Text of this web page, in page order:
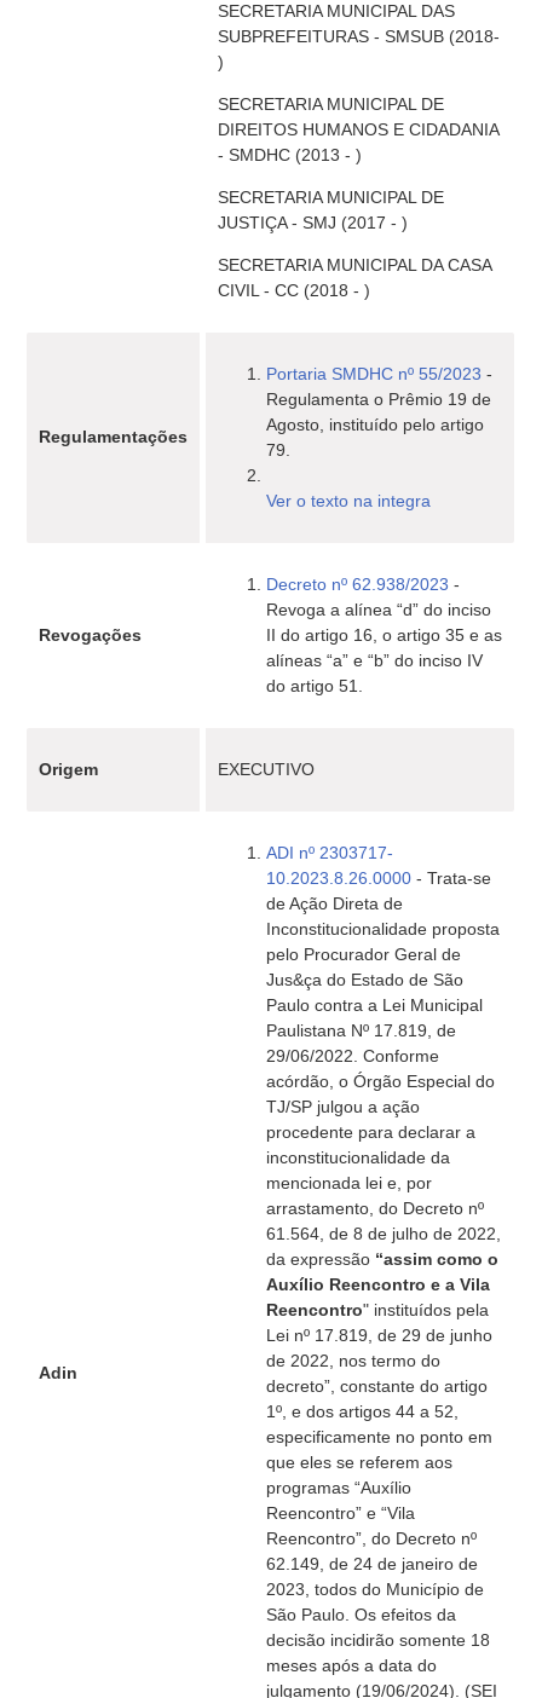
SECRETARIA MUNICIPAL DAS
SUBPREFEITURAS - SMSUB (2018-
)
SECRETARIA MUNICIPAL DE
DIREITOS HUMANOS E CIDADANIA
- SMDHC (2013 - )
SECRETARIA MUNICIPAL DE
JUSTIÇA - SMJ (2017 - )
SECRETARIA MUNICIPAL DA CASA
CIVIL - CC (2018 - )
Regulamentações
Portaria SMDHC nº 55/2023 -
Regulamenta o Prêmio 19 de
Agosto, instituído pelo artigo
79.
Ver o texto na integra
Revogações
Decreto nº 62.938/2023 -
Revoga a alínea “d” do inciso
II do artigo 16, o artigo 35 e as
alíneas “a” e “b” do inciso IV
do artigo 51.
Origem EXECUTIVO
Adin
ADI nº 2303717-
10.2023.8.26.0000 - Trata-se
de Ação Direta de
Inconstitucionalidade proposta
pelo Procurador Geral de
Jus&ça do Estado de São
Paulo contra a Lei Municipal
Paulistana Nº 17.819, de
29/06/2022. Conforme
acórdão, o Órgão Especial do
TJ/SP julgou a ação
procedente para declarar a
inconstitucionalidade da
mencionada lei e, por
arrastamento, do Decreto nº
61.564, de 8 de julho de 2022,
da expressão “assim como o
Auxílio Reencontro e a Vila
Reencontro" instituídos pela
Lei nº 17.819, de 29 de junho
de 2022, nos termo do
decreto”, constante do artigo
1º, e dos artigos 44 a 52,
especificamente no ponto em
que eles se referem aos
programas “Auxílio
Reencontro” e “Vila
Reencontro”, do Decreto nº
62.149, de 24 de janeiro de
2023, todos do Município de
São Paulo. Os efeitos da
decisão incidirão somente 18
meses após a data do
julgamento (19/06/2024). (SEI